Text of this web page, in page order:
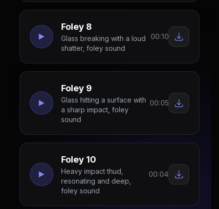
Foley 8
Glass breaking with a loud
shatter, foley sound
00:10
Foley 9
Glass hitting a surface with
a sharp impact, foley
sound
00:05
Foley 10
Heavy impact thud,
resonating and deep,
foley sound
00:04